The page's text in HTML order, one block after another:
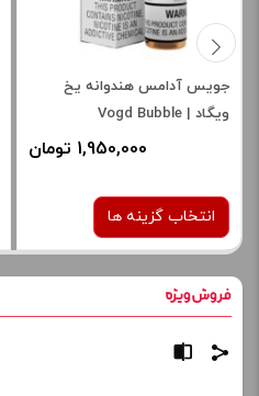
جویس آدامس هندوانه یخ
ویگاد | Vogd Bubble
Watermelon Iced Juice
1,950,000 تومان
انتخاب گزینه ها
نیکوتین: